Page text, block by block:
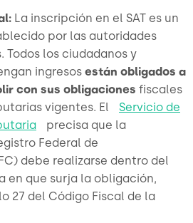
La inscripción en el SAT es un
por las autoridades
Todos los ciudadanos y
ingresos están obligados a
con sus obligaciones fiscales
vigentes. El
Servicio de
precisa que la
Federal de
debe realizarse dentro del
en que surja la obligación,
27 del Código Fiscal de la